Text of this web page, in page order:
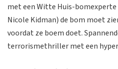
met een Witte Huis-
Nicole Kidman) de bom moet
voordat ze boem doet.
terrorismethriller met een